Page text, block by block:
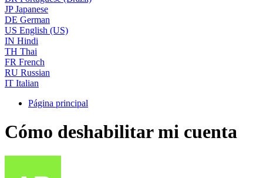
JP Japanese
DE German
US English (US)
IN Hindi
TH Thai
FR French
RU Russian
IT Italian
Página principal
Cómo deshabilitar mi cuenta